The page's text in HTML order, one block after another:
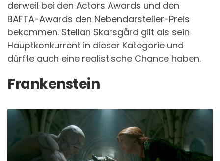
derweil bei den Actors Awards und den
BAFTA-Awards den Nebendarsteller-Preis
bekommen. Stellan Skarsgård gilt als sein
Hauptkonkurrent in dieser Kategorie und
dürfte auch eine realistische Chance haben.
Frankenstein